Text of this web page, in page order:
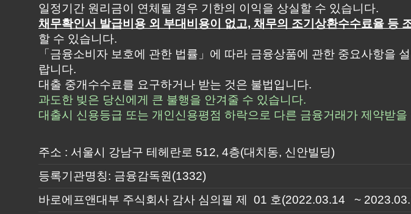
일정기간 원리금이 연체될 경우 기한의 이익을 상실할 수 있습니다.
채무확인서 발급비용 외 부대비용이 없고, 채무의 조기상환수수료율 등
할 수 있습니다.
「금융소비자 보호에 관한 법률」에 따라 금융상품에 관한 중요사항을
랍니다.
대출 중개수수료를 요구하거나 받는 것은 불법입니다.
과도한 빚은 당신에게 큰 불행을 안겨줄 수 있습니다.
대출시 신용등급 또는 개인신용평점 하락으로 다른 금융거래가 제약받을
주소 : 서울시 강남구 테헤란로 512, 4층(대치동, 신안빌딩)
등록기관명칭: 금융감독원(1332)
바로에프앤대부 주식회사 감사 심의필 제 01 호(2022.03.14 ~